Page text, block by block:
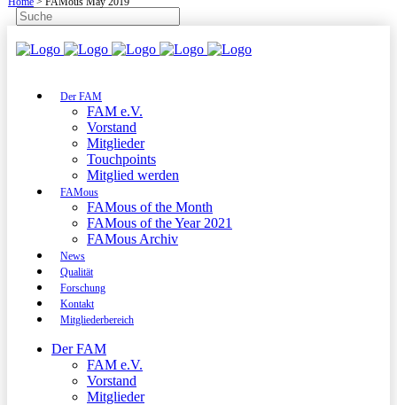
Der FAM
FAM e.V.
Vorstand
Mitglieder
Touchpoints
Mitglied werden
FAMous
FAMous of the Month
FAMous of the Year 2021
FAMous Archiv
News
Qualität
Forschung
Kontakt
Mitgliederbereich
Der FAM
FAM e.V.
Vorstand
Mitglieder